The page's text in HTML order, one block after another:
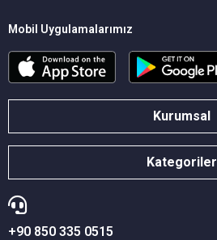
Mobil Uygulamalarımız
Kurumsal
Kategoriler
+90 850 335 0515